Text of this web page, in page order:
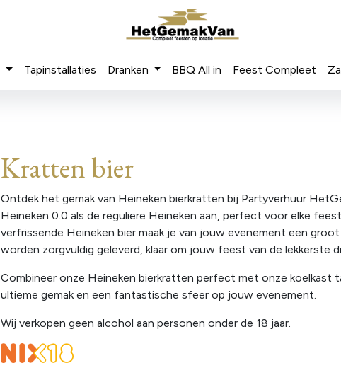
Tapinstallaties Dranken BBQ All in Feest Compleet
Kratten bier
Ontdek het gemak van Heineken bierkratten bij Partyverhuur
Heineken 0.0 als de reguliere Heineken aan, perfect voor elke
verfrissende Heineken bier maak je van jouw evenement een
worden zorgvuldig geleverd, klaar om jouw feest van de lekkerste
Combineer onze Heineken bierkratten perfect met onze koelkast
ultieme gemak en een fantastische sfeer op jouw evenement.
Wij verkopen geen alcohol aan personen onder de 18 jaar.